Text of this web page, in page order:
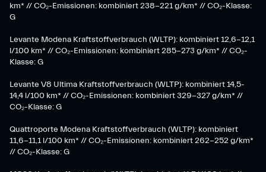
km* // CO₂-Emissionen: kombiniert 238-221 g/km* ​// CO₂-Klasse:
G​
Levante Modena Kraftstoffverbrauch (WLTP): kombiniert 12,6-12,1
l/100 km* // CO₂-Emissionen: kombiniert 285-273 g/km*​ // CO₂-
Klasse: G
​Levante V8 Ultima Kraftstoffverbrauch (WLTP): kombiniert 14,5-
14,4 l/100 km* // CO₂-Emissionen: kombiniert 329-327 g/km* //
CO₂-Klasse: G
Quattroporte Modena Kraftstoffverbrauch (WLTP): kombiniert
11,6-11,1 l/100 km* // CO₂-Emissionen: kombiniert 262-252 g/km*
// CO₂-Klasse: G